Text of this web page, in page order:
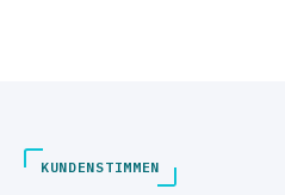
KUNDENSTIMMEN